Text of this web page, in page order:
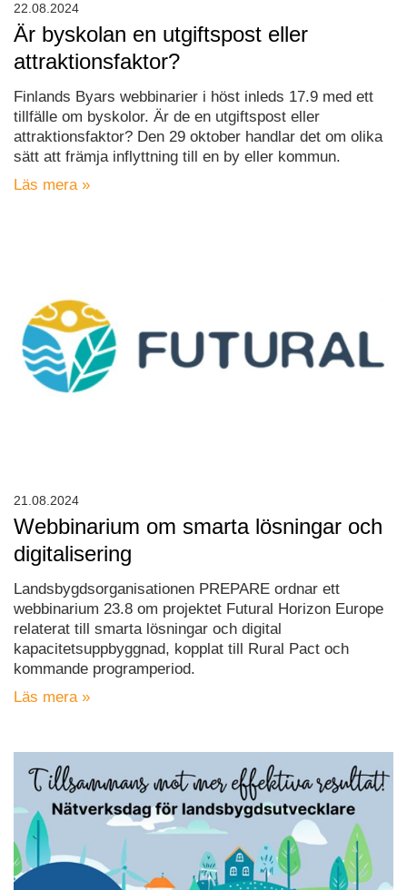
Är byskolan en utgiftspost eller
attraktionsfaktor?
Finlands Byars webbinarier i höst inleds 17.9 med ett
tillfälle om byskolor. Är de en utgiftspost eller
attraktionsfaktor? Den 29 oktober handlar det om olika
sätt att främja inflyttning till en by eller kommun.
Läs mera »
22.08.2024
Webbinarium om smarta lösningar och
digitalisering
Landsbygdsorganisationen PREPARE ordnar ett
webbinarium 23.8 om projektet Futural Horizon Europe
relaterat till smarta lösningar och digital
kapacitetsuppbyggnad, kopplat till Rural Pact och
kommande programperiod.
Läs mera »
21.08.2024